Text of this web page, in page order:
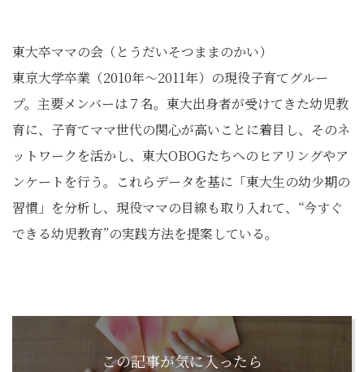
東大卒ママの会（とうだいそつままのかい）
東京大学卒業（2010年～2011年）の現役子育てグルー
プ。主要メンバーは７名。東大出身者が受けてきた幼児教
育に、子育てママ世代の関心が高いことに着目し、そのネ
ットワークを活かし、東大OBOGたちへのヒアリングやア
ンケートを行う。これらデータを基に「東大生の幼少期の
習慣」を分析し、現役ママの目線も取り入れて、“今すぐ
できる幼児教育”の実践方法を提案している。
この記事が気に入ったら